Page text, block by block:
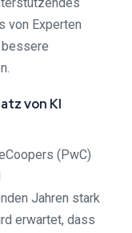
von Experten
bessere
von KI
(PwC)
Jahren stark
erwartet, dass